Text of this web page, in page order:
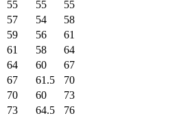
55 55
55
57 54
58
59 56
61
61 58
64
64 60
67
67 61.5
70
70 60
73
73 64.5
76